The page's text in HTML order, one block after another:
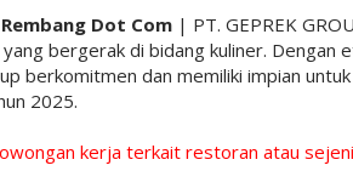
Dot Com | PT. GEPREK
bergerak di bidang kuliner. Dengan
berkomitmen dan memiliki impian
2025.
kerja terkait restoran atau